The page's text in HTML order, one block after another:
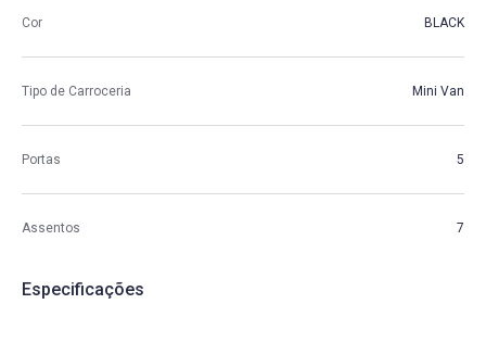
Cor BLACK
Tipo de Carroceria Mini Van
Portas 5
Assentos 7
Especificações